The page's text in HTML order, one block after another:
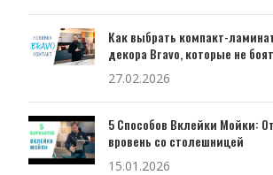
Как выбрать компакт-
декора Bravo, которые не
27.02.2026
5 Способов Вклейки Мойки:
вровень со столешницей
15.01.2026